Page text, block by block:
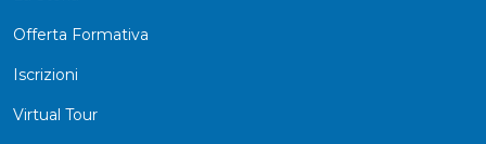
Offerta Formativa
Iscrizioni
Virtual Tour